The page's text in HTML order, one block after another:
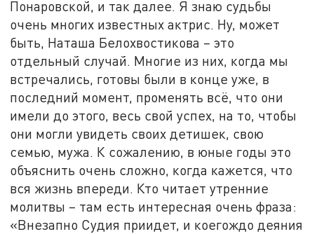
Понаровской, и так далее. Я знаю судьбы
очень многих известных актрис. Ну, может
быть, Наташа Белохвостикова – это
отдельный случай. Многие из них, когда мы
встречались, готовы были в конце уже, в
последний момент, променять всё, что они
имели до этого, весь свой успех, на то, чтобы
они могли увидеть своих детишек, свою
семью, мужа. К сожалению, в юные годы это
объяснить очень сложно, когда кажется, что
вся жизнь впереди. Кто читает утренние
молитвы – там есть интересная очень фраза:
«Внезапно Судия приидет, и коегождо деяния